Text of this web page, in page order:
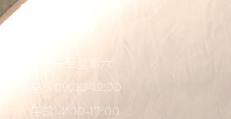
星期一至星期六
早診09:00-12:00
午診14:00-17:00